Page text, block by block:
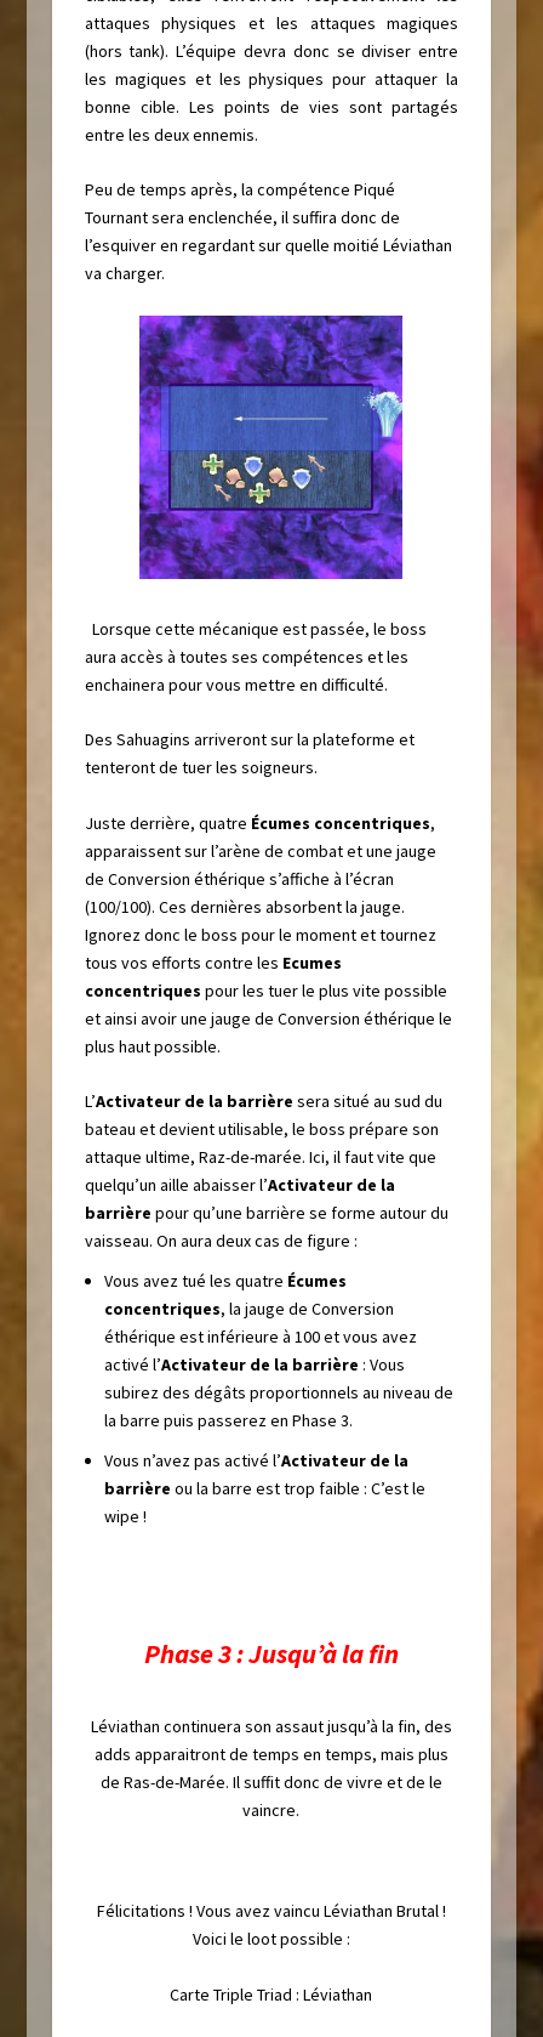
attaques physiques et les attaques magiques
(hors tank). L’équipe devra donc se diviser entre
les magiques et les physiques pour attaquer la
bonne cible. Les points de vies sont partagés
entre les deux ennemis.
Peu de temps après, la compétence Piqué
Tournant sera enclenchée, il suffira donc de
l’esquiver en regardant sur quelle moitié Léviathan
va charger.
Lorsque cette mécanique est passée, le boss
aura accès à toutes ses compétences et les
enchainera pour vous mettre en difficulté.
Des Sahuagins arriveront sur la plateforme et
tenteront de tuer les soigneurs.
Juste derrière, quatre Écumes concentriques,
apparaissent sur l’arène de combat et une jauge
de Conversion éthérique s’affiche à l’écran
(100/100). Ces dernières absorbent la jauge.
Ignorez donc le boss pour le moment et tournez
tous vos efforts contre les Ecumes
concentriques pour les tuer le plus vite possible
et ainsi avoir une jauge de Conversion éthérique le
plus haut possible.
L’Activateur de la barrière sera situé au sud du
bateau et devient utilisable, le boss prépare son
attaque ultime, Raz-de-marée. Ici, il faut vite que
quelqu’un aille abaisser l’Activateur de la
barrière pour qu’une barrière se forme autour du
vaisseau. On aura deux cas de figure :
Vous avez tué les quatre Écumes
concentriques, la jauge de Conversion
éthérique est inférieure à 100 et vous avez
activé l’Activateur de la barrière : Vous
subirez des dégâts proportionnels au niveau de
la barre puis passerez en Phase 3.
Vous n’avez pas activé l’Activateur de la
barrière ou la barre est trop faible : C’est le
wipe !
Phase 3 : Jusqu’à la fin
Léviathan continuera son assaut jusqu’à la fin, des
adds apparaitront de temps en temps, mais plus
de Ras-de-Marée. Il suffit donc de vivre et de le
vaincre.
Félicitations ! Vous avez vaincu Léviathan Brutal !
Voici le loot possible :
Carte Triple Triad : Léviathan